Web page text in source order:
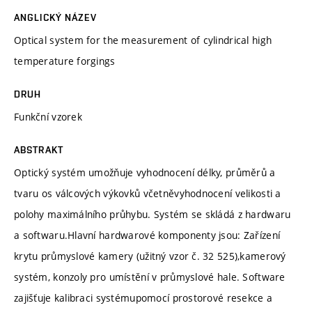
ANGLICKÝ NÁZEV
Optical system for the measurement of cylindrical high
temperature forgings
DRUH
Funkční vzorek
ABSTRAKT
Optický systém umožňuje vyhodnocení délky, průměrů a
tvaru os válcových výkovků včetněvyhodnocení velikosti a
polohy maximálního průhybu. Systém se skládá z hardwaru
a softwaru.Hlavní hardwarové komponenty jsou: Zařízení
krytu průmyslové kamery (užitný vzor č. 32 525),kamerový
systém, konzoly pro umístění v průmyslové hale. Software
zajišťuje kalibraci systémupomocí prostorové resekce a